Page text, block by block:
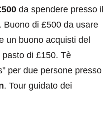
da spendere presso il
Buono di £500 da usare
un buono acquisti del
di £150. Tè
per due persone presso
. Tour guidato dei